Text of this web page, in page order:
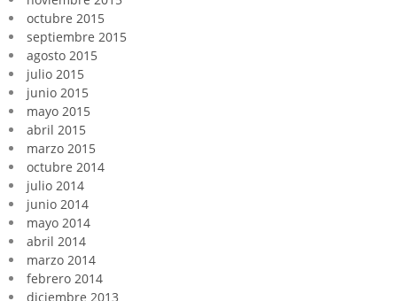
octubre 2015
septiembre 2015
agosto 2015
julio 2015
junio 2015
mayo 2015
abril 2015
marzo 2015
octubre 2014
julio 2014
junio 2014
mayo 2014
abril 2014
marzo 2014
febrero 2014
diciembre 2013